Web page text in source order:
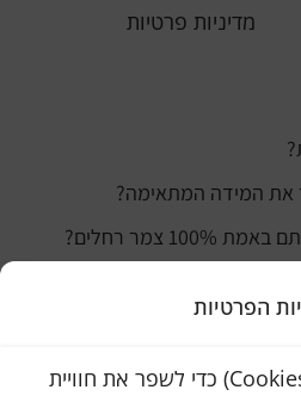
הפרטיות
אנו משתמשים בעוגיות (Cookies) כדי לשפר את חוויית
מדיניות פרטיות
את המידה המתאימה?
צמר רחלים?
חתונתו?